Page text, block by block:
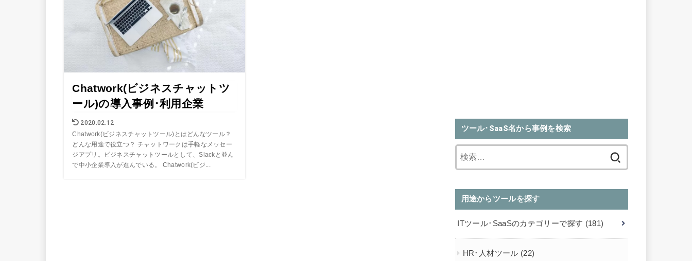
Chatwork(ビジネスチャットツ
ール)の導入事例･利用企業
2020.02.12
Chatwork(ビジネスチャットツール)とはどんなツール？
どんな用途で役立つ？ チャットワークは手軽なメッセー
ジアプリ。ビジネスチャットツールとして、Slackと並ん
で中小企業導入が進んでいる。 Chatwork(ビジ...
ツール･SaaS名から事例を検索
用途からツールを探す
ITツール･SaaSのカテゴリーで探す (181)
HR･人材ツール (22)